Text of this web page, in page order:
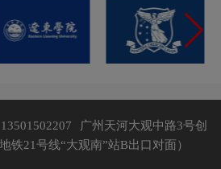
13501502207
广州天河大观中路3号创
铁21号线“大观南”站B出口对面）